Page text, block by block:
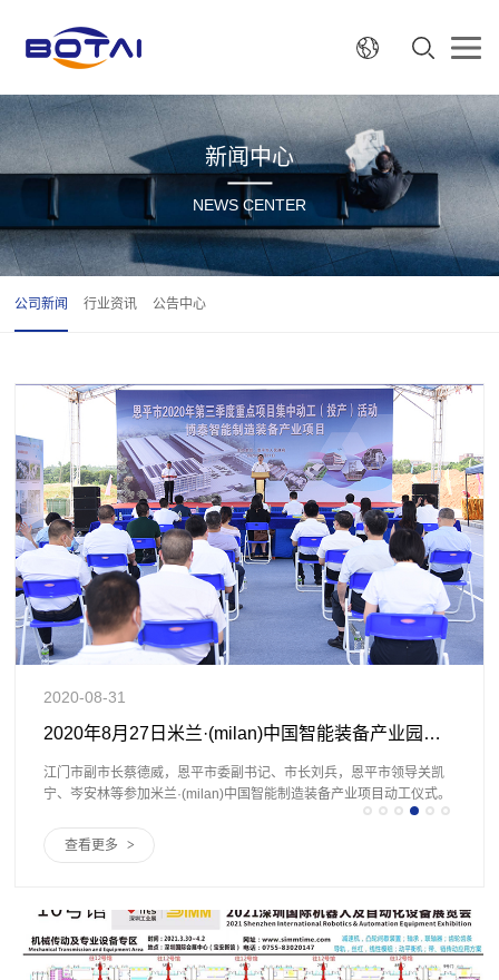
新闻中心
NEWS CENTER
公司新闻 行业资讯 公告中心
2020年8月27日米兰·(milan)中国智能装备产业园正式投产
平市领导关凯
目动工仪式。
2019年8月1日，标准认证中心对我司ISO9001质量管理体
监督审核圆满结束